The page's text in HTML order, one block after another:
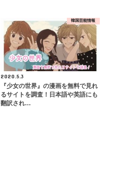
韓国芸能情報
2020.5.3
『少女の世界』の漫画を無料で見れ
るサイトを調査！日本語や英語にも
翻訳され…